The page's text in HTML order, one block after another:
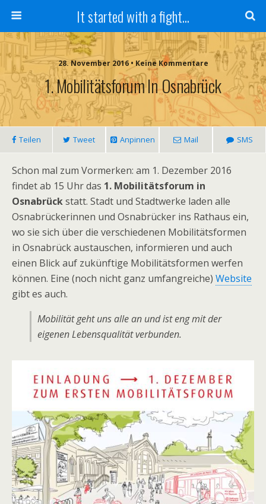
It started with a fight...
28. November 2016 • Keine Kommentare
1. Mobilitätsforum In Osnabrück
Teilen Tweet Anpinnen Mail SMS
Schon mal zum Vormerken: am 1. Dezember 2016
findet ab 15 Uhr das 1. Mobilitätsforum in
Osnabrückstatt. Stadt und Stadtwerke laden alle
Osnabrückerinnen und Osnabrücker ins Rathaus ein,
wo sie sich über die verschiedenen Mobilitätsformen
in Osnabrück austauschen, informieren und auch
einen Blick auf zukünftige Mobilitätsformen werfen
können. Eine (noch nicht ganz umfangreiche) Website
gibt es auch.
Mobilität geht uns alle an und ist eng mit der
eigenen Lebensqualität verbunden.